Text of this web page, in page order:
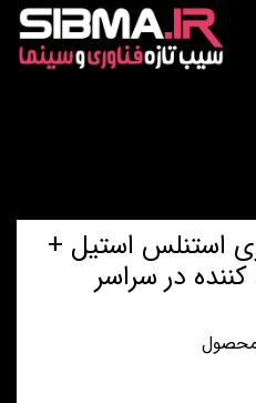
استنلس استیل +
در سراسر